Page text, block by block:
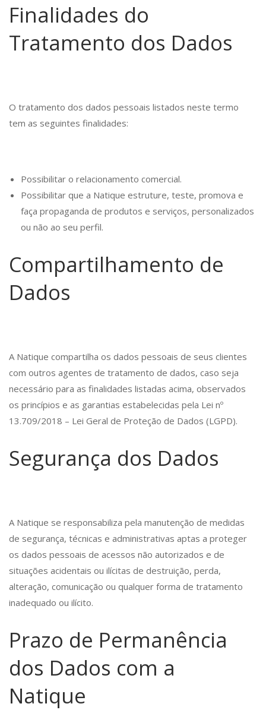
Finalidades do
Tratamento dos Dados
O tratamento dos dados pessoais listados neste termo
tem as seguintes finalidades:
Possibilitar o relacionamento comercial.
Possibilitar que a Natique estruture, teste, promova e
faça propaganda de produtos e serviços, personalizados
ou não ao seu perfil.
Compartilhamento de
Dados
A Natique compartilha os dados pessoais de seus clientes
com outros agentes de tratamento de dados, caso seja
necessário para as finalidades listadas acima, observados
os princípios e as garantias estabelecidas pela Lei nº
13.709/2018 – Lei Geral de Proteção de Dados (LGPD).
Segurança dos Dados
A Natique se responsabiliza pela manutenção de medidas
de segurança, técnicas e administrativas aptas a proteger
os dados pessoais de acessos não autorizados e de
situações acidentais ou ilícitas de destruição, perda,
alteração, comunicação ou qualquer forma de tratamento
inadequado ou ilícito.
Prazo de Permanência
dos Dados com a
Natique